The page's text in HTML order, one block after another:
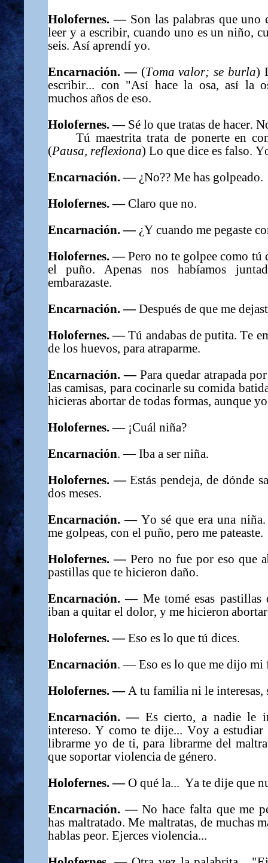
Holofernes. — Son las palabras que uno
leer y a escribir, cuando uno es un niño,
seis. Así aprendí yo.
Encarnación. — (Toma valor; se burla)
escribir... con "Así hace la osa, así la
muchos años de eso.
Holofernes. — Sé lo que tratas de hacer.
Tú maestrita trata de ponerte en
(Pausa, reflexiona) Lo que dice es falso.
Encarnación. — ¿No?? Me has golpeado.
Holofernes. —Claro que no.
Encarnación. — ¿Y cuando me pegaste
Holofernes. —Pero no te golpee como tú
el puño. Apenas nos habíamos
embarazaste.
Encarnación. —Después de que me
Holofernes. —Tú andabas de putita. Te
de los huevos, para atraparme.
Encarnación. — Para quedar atrapada
las camisas, para cocinarle su comida
hicieras abortar de todas formas, aunque
Holofernes. — ¡Cuál niña?
Encarnación. —Iba a ser niña.
Holofernes. —Estás pendeja, de dónde
dos meses.
Encarnación. —Yo sé que era una
me golpeas, con el puño, pero me pateaste.
Holofernes. —Pero no fue por esoque
pastillas que te hicieron daño.
Encarnación. — Me tomé esas
iban a quitar el dolor, y me hicieron
Holofernes. —Eso es lo que tú dices.
Encarnación. —Eso es lo que me dijo mi
Holofernes. — A tu familia ni le interesas,
Encarnación. — Es cierto, a nadie le
intereso. Y como te dije... Voy a estudiar
librarme yo de ti, para librarme del
que soportar violencia de género.
Holofernes. —O qué la... Ya te dije que
Encarnación. —No hace falta que me
has maltratado. Me maltratas, de muchas
hablas peor. Ejerces violencia...